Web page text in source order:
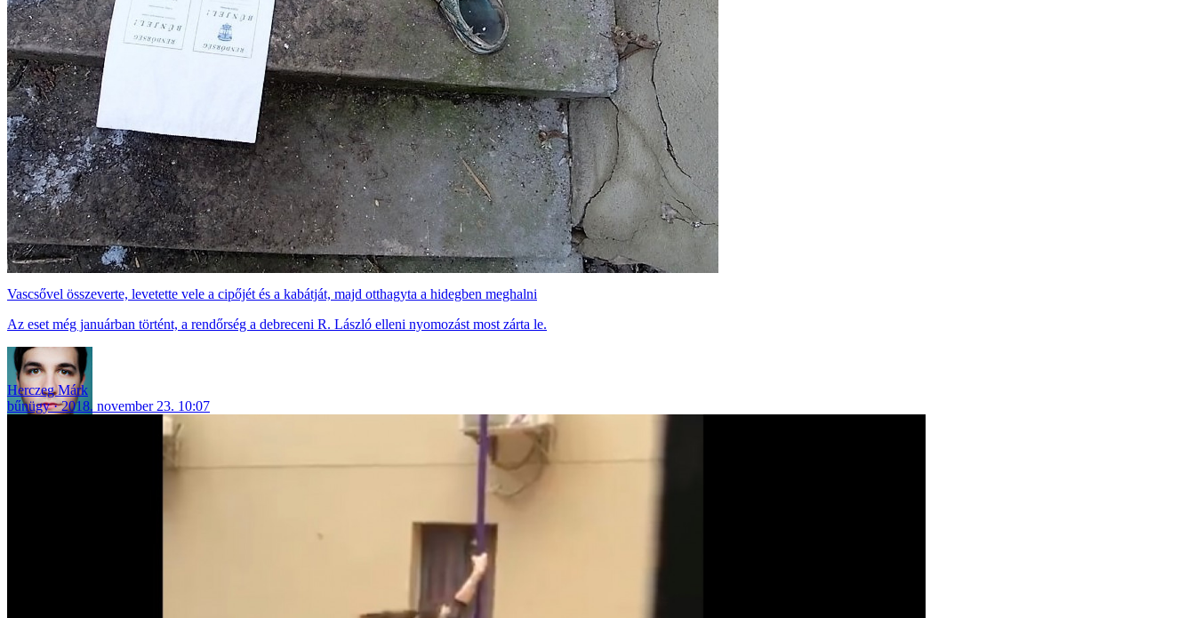
Vascsővel összeverte, levetette vele a cipőjét és a kabátját, majd otthagyta a hidegben meghalni
Az eset még januárban történt, a rendőrség a debreceni R. László elleni nyomozást most zárta le.
Herczeg Márk
bűnügy
2018. november 23. 10:07